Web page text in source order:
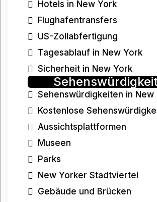
Hotels in New York
Flughafentransfers
US-Zollabfertigung
Tagesablauf in New York
Sicherheit in New York
Sehenswürdigkeiten in New
Kostenlose
Aussichtsplattformen
Museen
Parks
New Yorker Stadtviertel
Gebäude und Brücken